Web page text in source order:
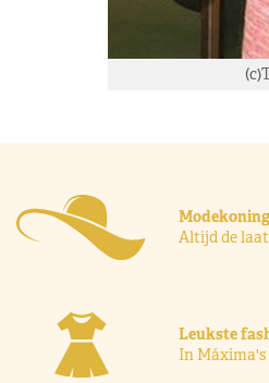
Altijd de
Leukste
In Máxima's